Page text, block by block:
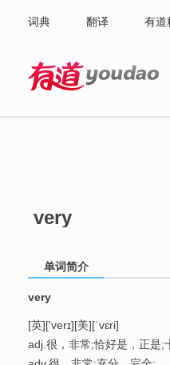
词典 翻译 有道
very
单词简介
very
[英]['verɪ][美][ˈvɛri]
adj.很，非常;恰好是，正是;